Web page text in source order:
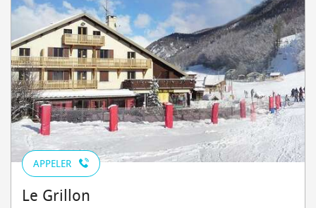
APPELER
Le Grillon